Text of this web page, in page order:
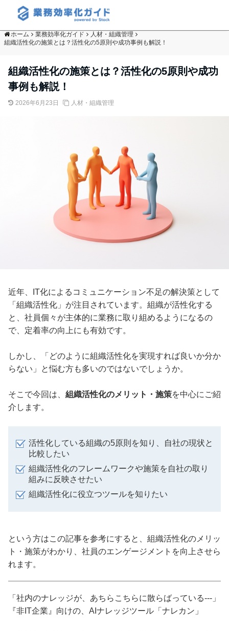
ホーム 業務効率化ガイド
人材・組織管理
組織活性化の施策とは？活性化の5原則や成功事例も解説！
組織活性化の施策とは？活性化の5原則や成功
事例も解説！
2026年6月23日 人材・組織管理
近年、IT化によるコミュニケーション不足の解決策として
「組織活性化」が注目されています。組織が活性化する
と、社員個々が主体的に業務に取り組めるようになるの
で、定着率の向上にも有効です。
しかし、「どのように組織活性化を実現すれば良いか分か
らない」と悩む方も多いのではないでしょうか。
そこで今回は、 組織活性化のメリット・施策を中心にご紹
介します。
活性化している組織の5原則を知り、自社の現状と
比較したい
組織活性化のフレームワークや施策を自社の取り
組みに反映させたい
組織活性化に役立つツールを知りたい
という方はこの記事を参考にすると、組織活性化のメリッ
ト・施策がわかり、社員のエンゲージメントを向上させら
れます。
「社内のナレッジが、あちらこちらに散らばっている---」
『非IT企業』向けの、AIナレッジツール「ナレカン」